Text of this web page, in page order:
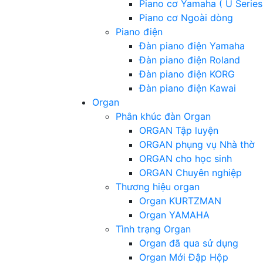
Piano cơ Yamaha ( U
Piano cơ Ngoài dòng
Piano điện
Đàn piano điện Yamaha
Đàn piano điện Roland
Đàn piano điện KORG
Đàn piano điện Kawai
Organ
Phân khúc đàn Organ
ORGAN Tập luyện
ORGAN phụng vụ Nhà thờ
ORGAN cho học sinh
ORGAN Chuyên nghiệp
Thương hiệu organ
Organ KURTZMAN
Organ YAMAHA
Tình trạng Organ
Organ đã qua sử dụng
Organ Mới Đập Hộp